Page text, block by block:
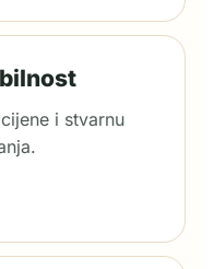
i stvarnu